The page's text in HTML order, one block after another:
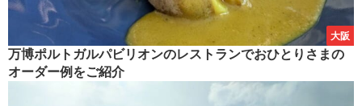
大阪
万博ポルトガルパビリオンのレストランでおひとりさまの
オーダー例をご紹介